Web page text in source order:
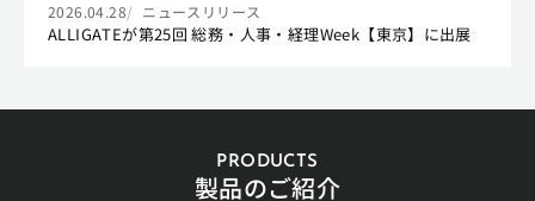
2026.04.28 ニュースリリース
ALLIGATEが第25回 総務・人事・経理Week【東京】に出展
PRODUCTS
製品のご紹介